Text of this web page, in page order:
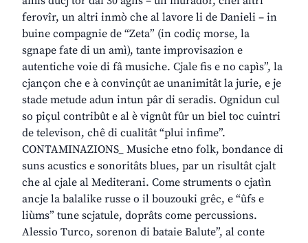
ferovîr, un altri inmò che al lavore li de Danieli – in
buine compagnie de “Zeta” (in codiç morse, la
sgnape fate di un amì), tante improvisazion e
autentiche voie di fâ musiche. Cjale fis e no capìs”, la
cjançon che e à convinçût ae unanimitât la jurie, e je
stade metude adun intun pâr di seradis. Ognidun cul
so piçul contribût e al è vignût fûr un biel toc cuintri
de televison, chê di cualitât “plui infime”.
CONTAMINAZIONS_ Musiche etno folk, bondance di
suns acustics e sonoritâts blues, par un risultât cjalt
che al cjale al Mediterani. Come struments o cjatìn
ancje la balalike russe o il bouzouki grêc, e “ûfs e
liùms” tune scjatule, doprâts come percussions.
Alessio Turco, sorenon di bataie Balute”, al conte